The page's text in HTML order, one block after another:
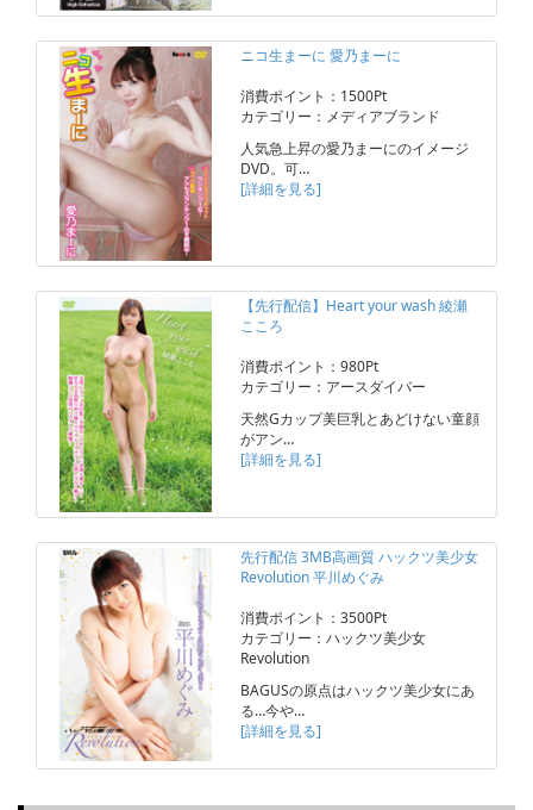
ニコ生まーに 愛乃まーに
消費ポイント：1500Pt
カテゴリー：メディアブランド
人気急上昇の愛乃まーにのイメージ
DVD。可…
[詳細を見る]
【先行配信】Heart your wash 綾瀬
こころ
消費ポイント：980Pt
カテゴリー：アースダイバー
天然Gカップ美巨乳とあどけない童顔
がアン…
[詳細を見る]
先行配信 3MB高画質 ハックツ美少女
Revolution 平川めぐみ
消費ポイント：3500Pt
カテゴリー：ハックツ美少女
Revolution
BAGUSの原点はハックツ美少女にあ
る…今や…
[詳細を見る]